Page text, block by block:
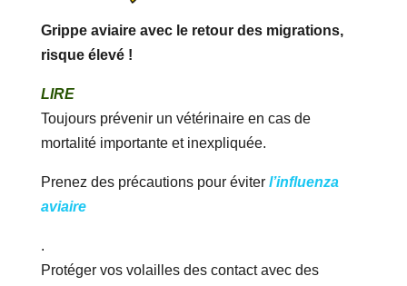
Grippe aviaire avec le retour des migrations,
risque élevé !
LIRE
Toujours prévenir un vétérinaire en cas de
mortalité importante et inexpliquée.
Prenez des précautions pour éviter l’influenza
aviaire
.
Protéger vos volailles des contact avec des